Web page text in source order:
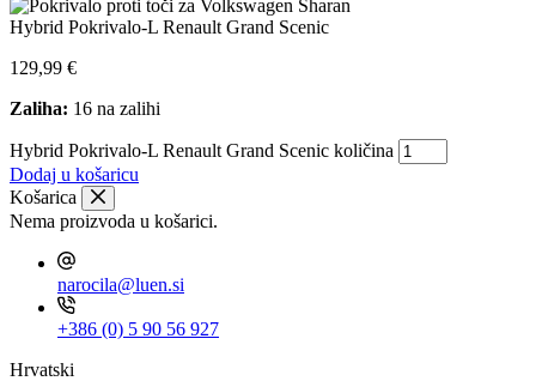
Hybrid Pokrivalo-L Renault Grand Scenic
129,99 €
Zaliha: 16 na zalihi
Hybrid Pokrivalo-L Renault Grand Scenic količina
Dodaj u košaricu
Košarica
Nema proizvoda u košarici.
narocila@luen.si
+386 (0) 5 90 56 927
Hrvatski